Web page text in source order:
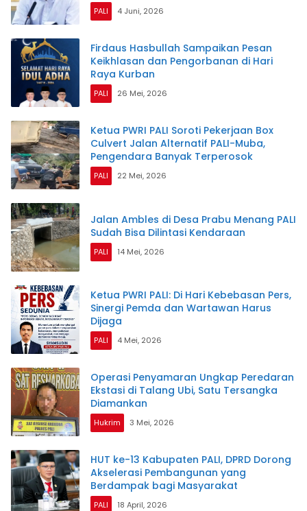
PALI 4 Juni, 2026
Firdaus Hasbullah Sampaikan Pesan
Keikhlasan dan Pengorbanan di Hari
Raya Kurban
PALI 26 Mei, 2026
Ketua PWRI PALI Soroti Pekerjaan Box
Culvert Jalan Alternatif PALI-Muba,
Pengendara Banyak Terperosok
PALI 22 Mei, 2026
Jalan Ambles di Desa Prabu Menang PALI
Sudah Bisa Dilintasi Kendaraan
PALI 14 Mei, 2026
Ketua PWRI PALI: Di Hari Kebebasan Pers,
Sinergi Pemda dan Wartawan Harus
Dijaga
PALI 4 Mei, 2026
Operasi Penyamaran Ungkap Peredaran
Ekstasi di Talang Ubi, Satu Tersangka
Diamankan
Hukrim 3 Mei, 2026
HUT ke-13 Kabupaten PALI, DPRD Dorong
Akselerasi Pembangunan yang
Berdampak bagi Masyarakat
PALI 18 April, 2026